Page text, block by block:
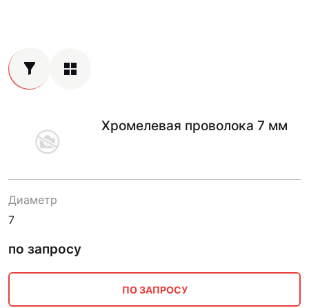
Хромелевая проволока 7 мм
Диаметр
7
по запросу
ПО ЗАПРОСУ